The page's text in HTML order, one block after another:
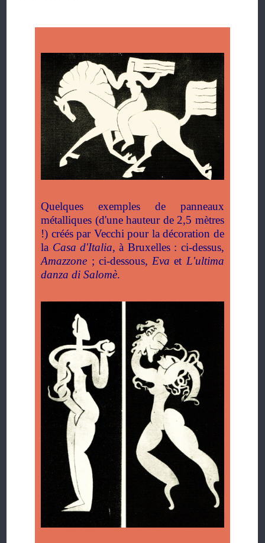
Quelques exemples de panneaux
métalliques (d'une hauteur de 2,5 mètres
!) créés par Vecchi pour la décoration de
la Casa d'Italia, à Bruxelles : ci-dessus,
Amazzone ; ci-dessous, Eva et L'ultima
danza di Salomè.